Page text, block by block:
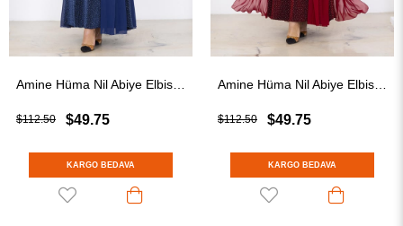
$49.75
$112.50
KARGO BEDAVA
$49.75
$112.50
KARGO BEDAVA